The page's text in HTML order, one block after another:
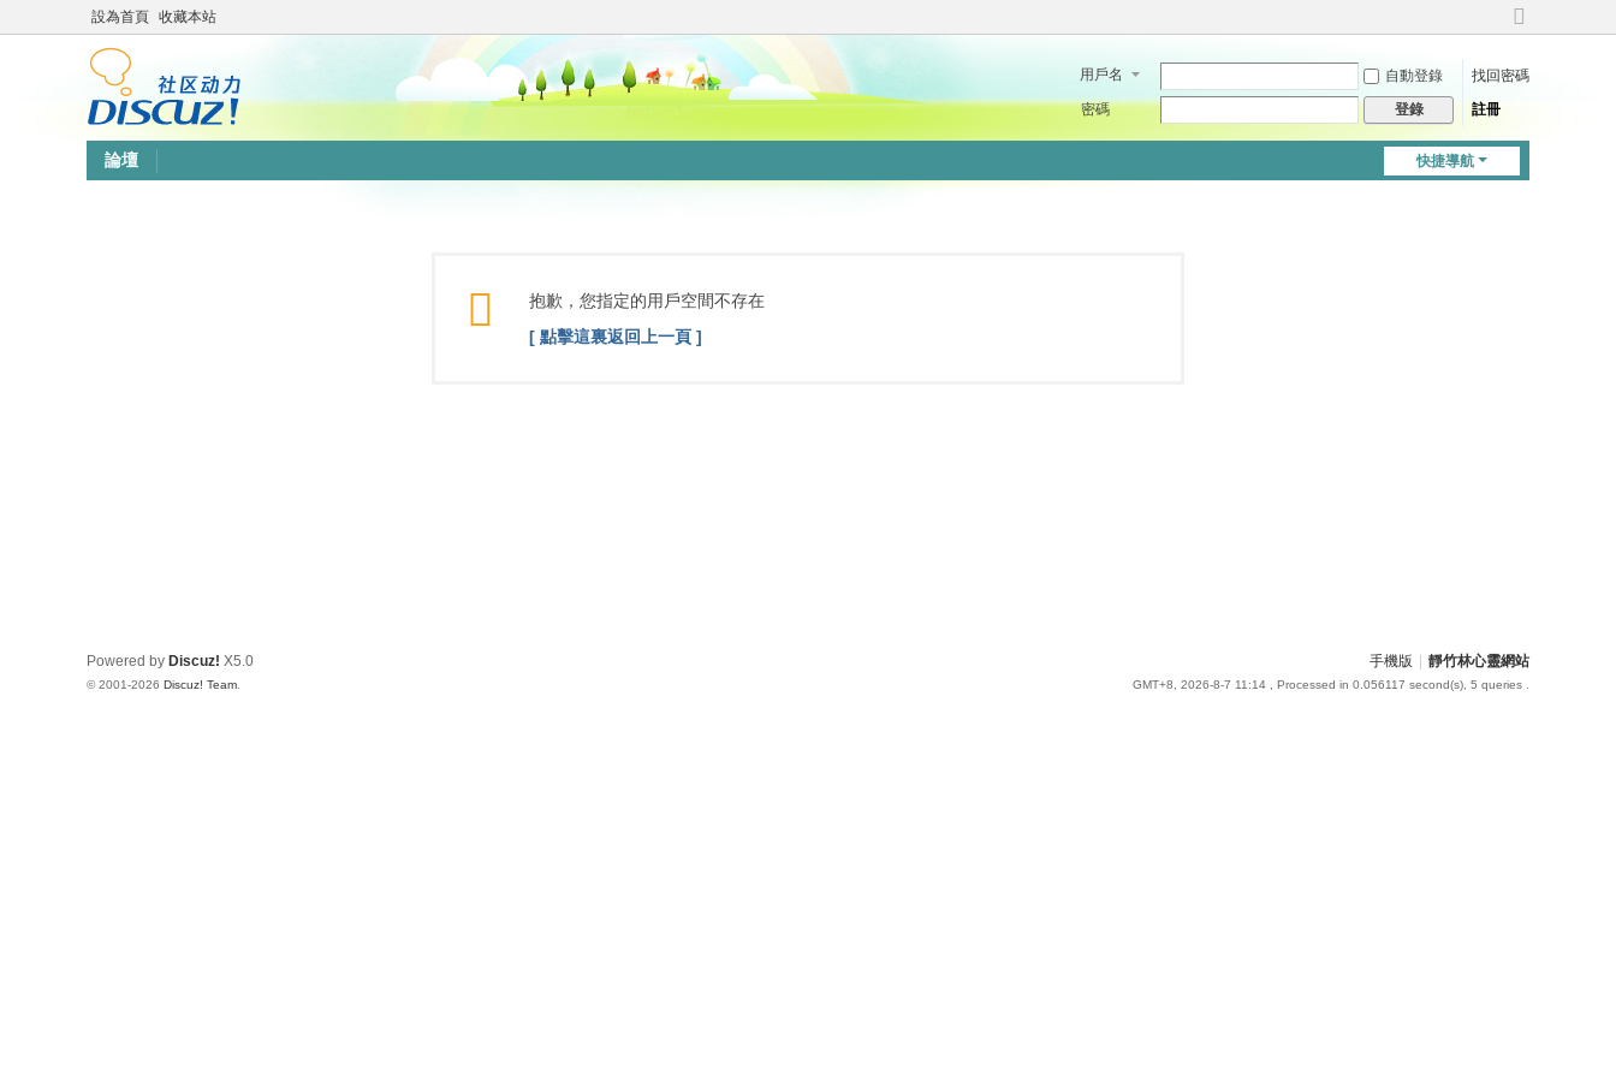
設為首頁 收藏本站
切
到
用戶名 自動登錄
找回密碼
密碼
登錄 註冊
快捷導航
論壇
抱歉，您指定的用戶空間不存在
[ 點擊這裏返回上一頁 ]
手機版 靜竹林心靈網站
GMT+8, 2026-8-7 11:14 , Processed in 0.056117 second(s), 5 queries .
Powered by Discuz! X5.0
© 2001-2026 Discuz! Team